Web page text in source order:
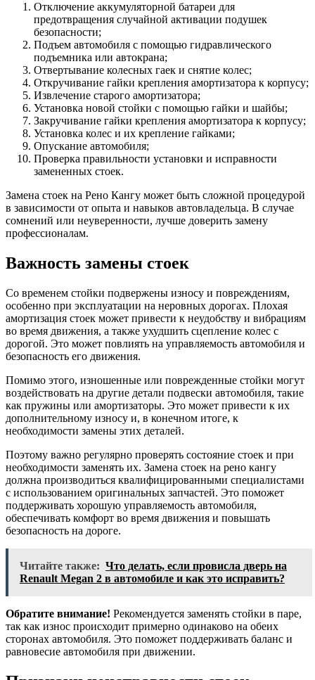
Отключение аккумуляторной батареи для
предотвращения случайной активации подушек
безопасности;
Подъем автомобиля с помощью гидравлического
подъемника или автокрана;
Отвертывание колесных гаек и снятие колес;
Откручивание гайки крепления амортизатора к корпусу;
Извлечение старого амортизатора;
Установка новой стойки с помощью гайки и шайбы;
Закручивание гайки крепления амортизатора к корпусу;
Установка колес и их крепление гайками;
Опускание автомобиля;
Проверка правильности установки и исправности
замененных стоек.
Замена стоек на Рено Кангу может быть сложной процедурой
в зависимости от опыта и навыков автовладельца. В случае
сомнений или неуверенности, лучше доверить замену
профессионалам.
Важность замены стоек
Со временем стойки подвержены износу и повреждениям,
особенно при эксплуатации на неровных дорогах. Плохая
амортизация стоек может привести к неудобству и вибрациям
во время движения, а также ухудшить сцепление колес с
дорогой. Это может повлиять на управляемость автомобиля и
безопасность его движения.
Помимо этого, изношенные или поврежденные стойки могут
воздействовать на другие детали подвески автомобиля, такие
как пружины или амортизаторы. Это может привести к их
дополнительному износу и, в конечном итоге, к
необходимости замены этих деталей.
Поэтому важно регулярно проверять состояние стоек и при
необходимости заменять их. Замена стоек на рено кангу
должна производиться квалифицированными специалистами
с использованием оригинальных запчастей. Это поможет
поддерживать хорошую управляемость автомобиля,
обеспечивать комфорт во время движения и повышать
безопасность на дороге.
Читайте также: Что делать, если провисла дверь на
Renault Megan 2 в автомобиле и как это исправить?
Обратите внимание! Рекомендуется заменять стойки в паре,
так как износ происходит примерно одинаково на обеих
сторонах автомобиля. Это поможет поддерживать баланс и
равновесие автомобиля при движении.